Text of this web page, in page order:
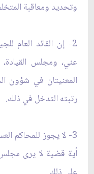
وتحديد ومعاقبة
عني، ومجلس القيادة،
المعنيتان في شؤون
رتبته التدخل في ذلك.
3- لا يجوز للمحاكم
أية قضية لا يرى